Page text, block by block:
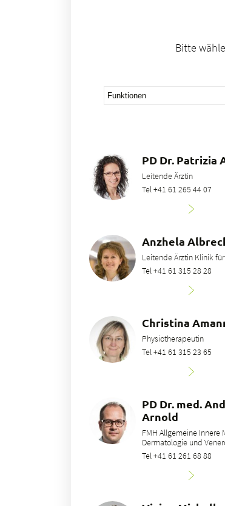
Bitte
PD Dr. Patrizia
Leitende Ärztin
Tel +41 61 265 44 07
Anzhela
Leitende Ärztin Klinik
Tel +41 61 315 28 28
Christina
Physiotherapeutin
Tel +41 61 315 23 65
PD Dr. med.
Arnold
FMH Allgemeine Innere
Dermatologie und
Tel +41 61 261 68 88